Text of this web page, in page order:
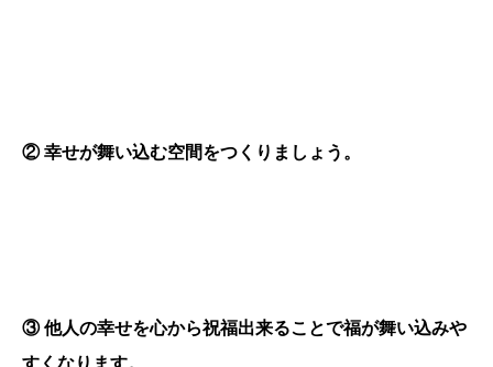
②幸せが舞い込む空間をつくりましょう。
③他人の幸せを心から祝福出来ることで福が舞い込みや